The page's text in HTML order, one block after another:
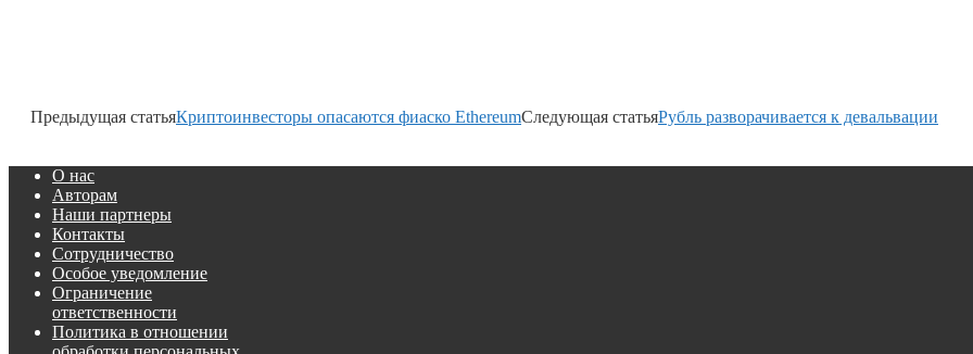
Предыдущая статьяКриптоинвесторы опасаются фиаско EthereumСледующая статьяРубль разворачивается к девальвации
О нас
Авторам
Наши партнеры
Контакты
Сотрудничество
Особое уведомление
Ограничение
ответственности
Политика в отношении